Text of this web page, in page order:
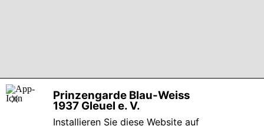
Prinzengarde Blau-Weiss
1937 Gleuel e. V.
Installieren Sie diese Website auf
X